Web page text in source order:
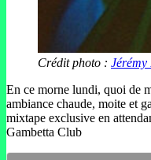
Crédit photo : Jérémy
En ce morne lundi, quoi de
ambiance chaude, moite et
mixtape exclusive en
Gambetta Club